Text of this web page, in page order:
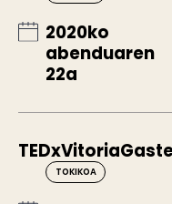
2020ko
abenduaren
22a
TOKIKOA